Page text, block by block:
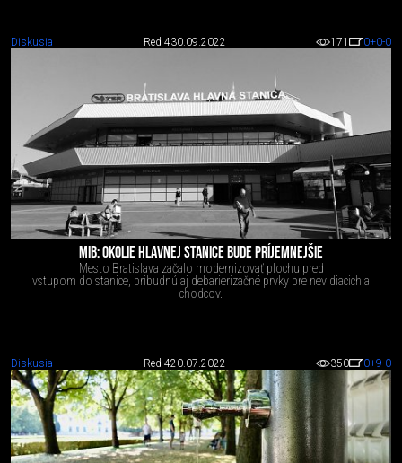
Diskusia Red 430.09.2022 171 0+0-0
MIB: OKOLIE HLAVNEJ STANICE BUDE PRÍJEMNEJŠIE
Mesto Bratislava začalo modernizovať plochu pred
vstupom do stanice, pribudnú aj debarierizačné prvky pre nevidiacich a
chodcov.
Diskusia Red 420.07.2022 350 0+9-0